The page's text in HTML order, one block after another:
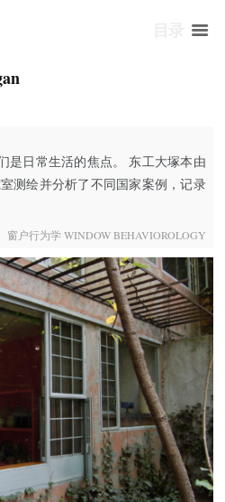
是日常生活的焦点。 东工大塚本由
室测绘并分析了不同国家案例，记录
窗户行为学 WINDOW BEHAVIOROLOGY